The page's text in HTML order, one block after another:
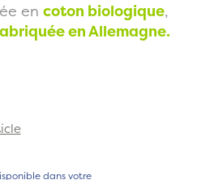
en coton biologique,
en Allemagne.
dans votre